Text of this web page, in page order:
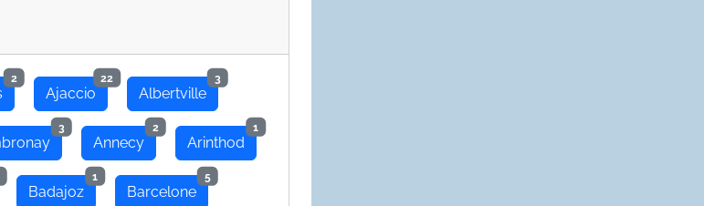
2
Ajaccio
22
Albertville
3
3
Annecy
2
Arinthod
1
Badajoz
1
Barcelone
5